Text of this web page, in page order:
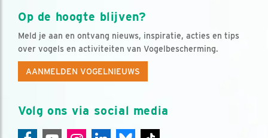
Op de hoogte blijven?
Meld je aan en ontvang nieuws, inspiratie, acties en tips
over vogels en activiteiten van Vogelbescherming.
AANMELDEN VOGELNIEUWS
Volg ons via social media